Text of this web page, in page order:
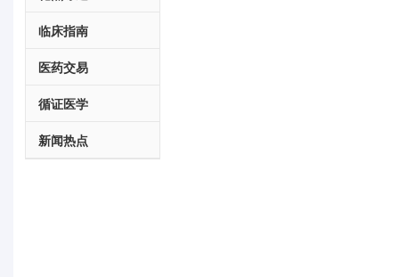
临床指南
医药交易
循证医学
新闻热点